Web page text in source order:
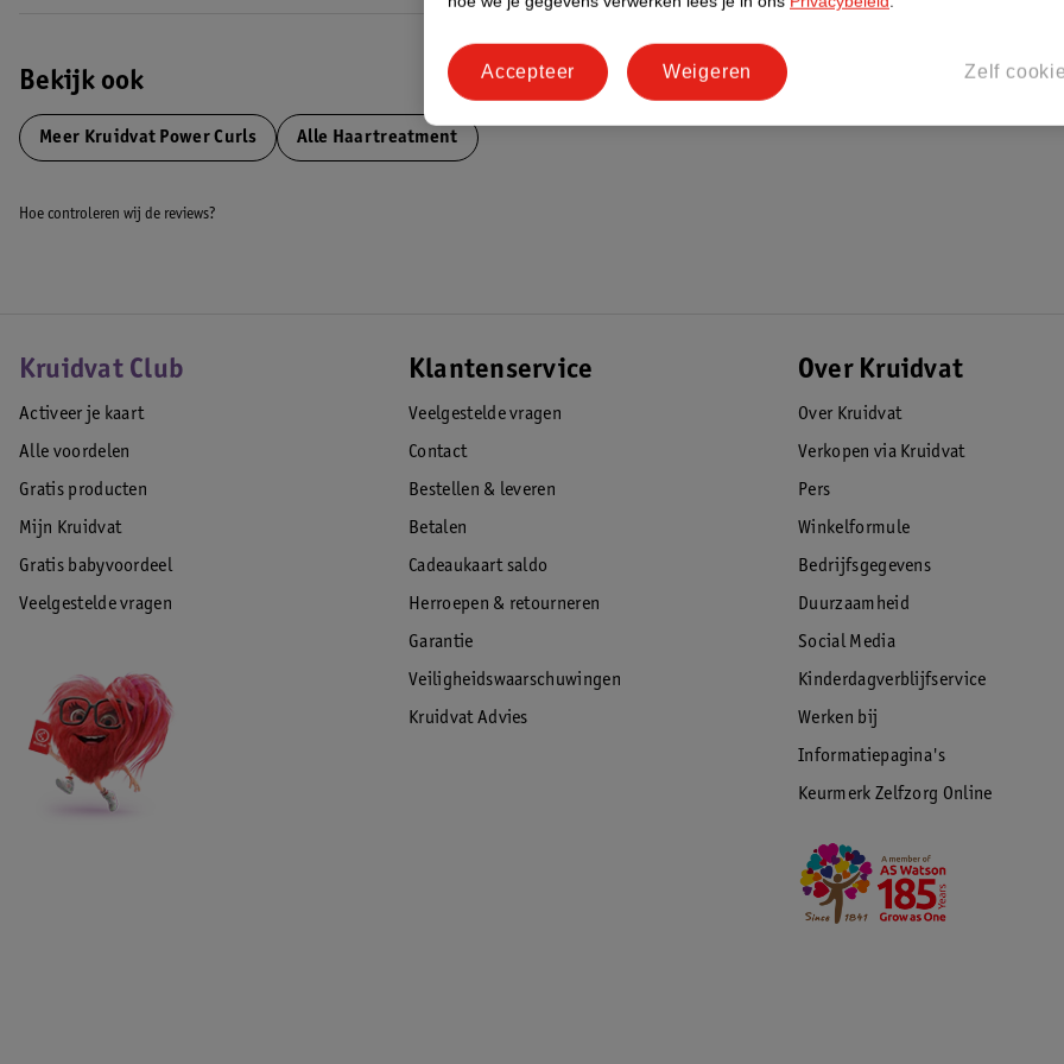
duizenden consumenten. Een mooie waardering voor ons eigen Kruidvat Merk!
*Onafhankelijk onderzoek treetz/Cint eind 2024 - poynetherlands.com/poybelgium.com.
EAN code:8720674196770,8720674499444
Bekijk ook
Meer Kruidvat Power Curls Alle Haartreatment
Hoe controleren wij de reviews?
Kruidvat Club
Activeer je kaart
Alle voordelen
Gratis producten
Mijn Kruidvat
Gratis babyvoordeel
Veelgestelde vragen
Klantenservice
Veelgestelde vragen
Contact
Bestellen & leveren
Betalen
Cadeaukaart saldo
Herroepen & retourneren
Garantie
Veiligheidswaarschuwingen
Kruidvat Advies
Over Kruidvat
Over Kruidvat
Verkopen via Kruidvat
Pers
Winkelformule
Bedrijfsgegevens
Duurzaamheid
Social Media
Kinderdagverblijfservice
Werken bij
Informatiepagina's
Keurmerk Zelfzorg Online
Zelf
Weigeren
Accepteer